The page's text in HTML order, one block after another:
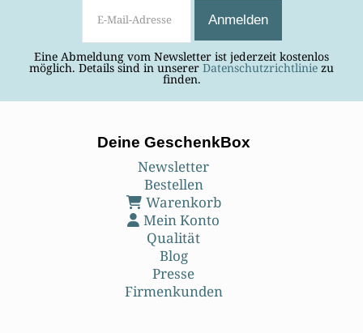
Eine Abmeldung vom Newsletter ist jederzeit kostenlos
möglich. Details sind in unserer Datenschutzrichtlinie zu
finden.
Deine GeschenkBox
Newsletter
Bestellen
Warenkorb
Mein Konto
Qualität
Blog
Presse
Firmenkunden